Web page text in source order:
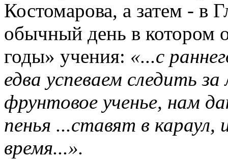
Костомарова, а затем - в
обычный день в котором
годы» учения: «...с
едва успеваем следить
фрунтовое ученье, нам
пенья ...ставят в караул,
время...».